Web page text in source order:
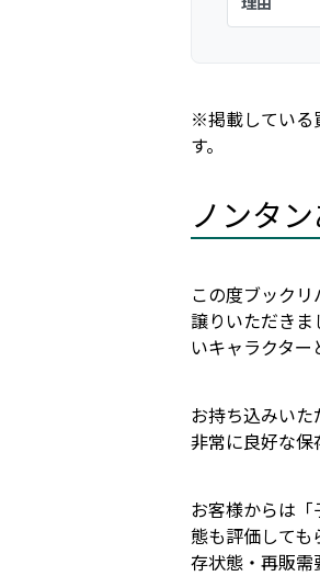
※掲載している
す。
ノンタ
この度ブック
譲りいただき
いキャラクター
お持ち込みい
非常に良好な保
お客様からは
態も評価しても
存状態・再販需